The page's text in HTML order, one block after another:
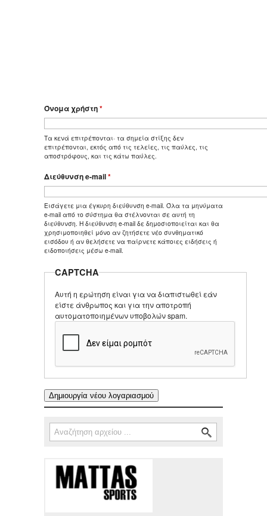
Όνομα χρήστη*
Τα κενά επιτρέπονται· τα σημεία στίξης δεν
επιτρέπονται, εκτός από τις τελείες, τις παύλες, τις
αποστρόφους, και τις κάτω παύλες.
Διεύθυνση e-mail*
Εισάγετε μια έγκυρη διεύθυνση e-mail. Όλα τα μηνύματα
e-mail από το σύστημα θα στέλνονται σε αυτή τη
διεύθυνση. Η διεύθυνση e-mail δε δημοσιοποιείται και θα
χρησιμοποιηθεί μόνο αν ζητήσετε νέο συνθηματικό
εισόδου ή αν θελήσετε να παίρνετε κάποιες ειδήσεις ή
ειδοποιήσεις μέσω e-mail.
CAPTCHA
Αυτή η ερώτηση είναι για να διαπιστωθεί εάν
είστε άνθρωπος και για την αποτροπή
αυτοματοποιημένων υποβολών spam.
Φόρμα αναζήτησης
Αναζήτηση